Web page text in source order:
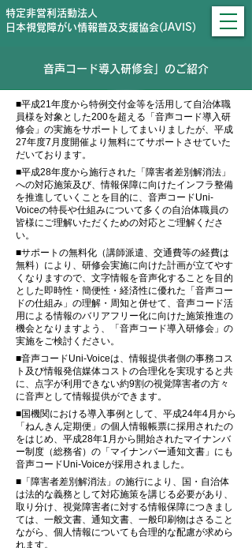
特定非営利活動法人
日本視覚障がい情報普及支援協会(JAVIS)
音声コード導入研修会」のご紹介
■平成21年度から特例交付金等を活用して自治体職
員様を対象とした200を超える「音声コード導入研
修会」の実施をサポートしてまいりましたが、平成
27年度7月度開催より無料にてサポートさせていた
だいております。
■平成28年度から施行された「障害者差別解消法」
への対応施策及び、情報保障に向けたインフラ整備
を推進していくことを目的に、音声コードUni-
Voiceの特長や仕組みについて多くの自治体職員の
皆様にご理解いただくための対応とご理解くださ
い。
■サポートの無料化（講師派遣、交通費等の経費は
無料）により、研修会実施に向けた計画が立てやす
くなりますので、文字情報を音声化することを目的
とした即時性・簡便性・経済性に優れた「音声コー
ドの仕組み」の理解・周知と併せて、音声コード活
用による情報のバリアフリー化に向けた施策推進の
機会となりますよう、「音声コード導入研修会」の
実施をご検討ください。
■音声コードUni-Voiceは、情報提供者側の事務コス
ト及び情報発信媒体コストの合理化を実現すると共
に、点字が利用できない約9割の視覚障害者の方々
に音声として情報提供ができます。
■国機関における導入事例として、平成24年4月から
「ねんきん定期便」の個人情報帳票に採用されたの
をはじめ、平成28年1月から開始されたマイナンバ
ー制度（総務省）の「マイナンバー通知文書」にも
音声コードUni-Voiceが採用されました。
■「障害者差別解消法」の施行により、国・自治体
は法的な義務として対応施策を講じる必要があり、
取り分け、視覚障害者に対する情報保障につきまし
ては、一般文書、通知文書、一般印刷物はさること
ながら、個人情報についても合理的な配慮が求めら
れます。